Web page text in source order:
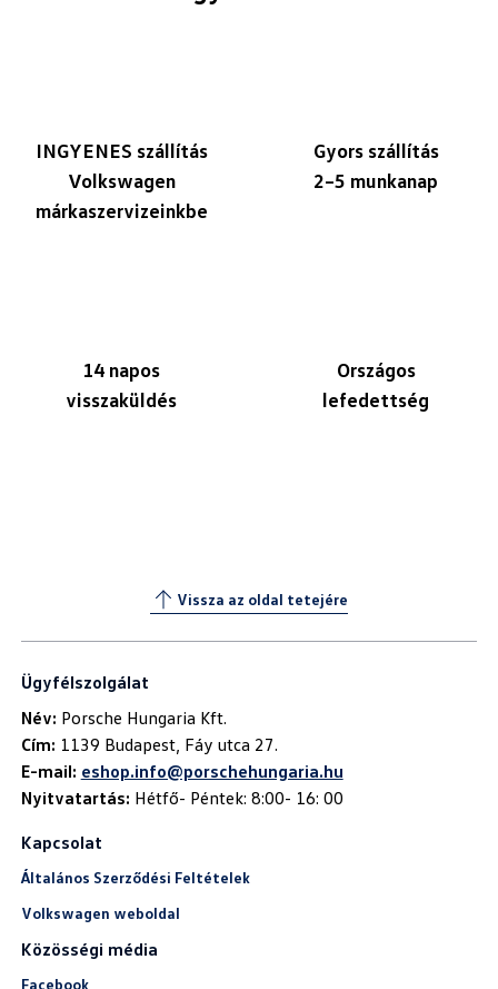
INGYENES szállítás
Volkswagen
márkaszervizeinkbe
Gyors szállítás
2–5 munkanap
14 napos
visszaküldés
Országos
lefedettség
Vissza az oldal tetejére
Ügyfélszolgálat
Név:
Cím:
E-mail: eshop.info@porschehungaria.hu
Nyitvatartás: Hétfő- Péntek: 8:00- 16: 00
Kapcsolat
Általános Szerződési Feltételek
Volkswagen weboldal
Közösségi média
Facebook